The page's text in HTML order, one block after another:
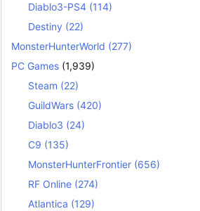
Diablo3-PS4 (114)
Destiny (22)
MonsterHunterWorld (277)
PC Games (1,939)
Steam (22)
GuildWars (420)
Diablo3 (24)
C9 (135)
MonsterHunterFrontier (656)
RF Online (274)
Atlantica (129)